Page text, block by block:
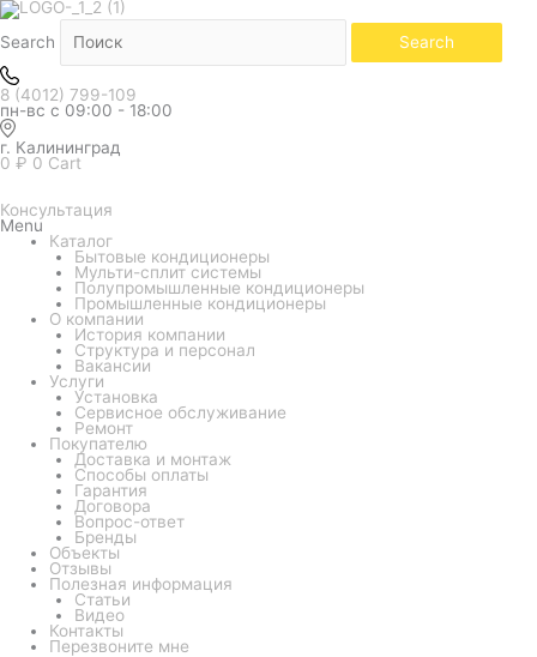
Search Search
8 (4012) 799-109
пн-вс с 09:00 - 18:00
г. Калининград
0 ₽ 0 Cart
Консультация
Menu
Каталог
Бытовые кондиционеры
Мульти-сплит системы
Полупромышленные кондиционеры
Промышленные кондиционеры
О компании
История компании
Структура и персонал
Вакансии
Услуги
Установка
Сервисное обслуживание
Ремонт
Покупателю
Доставка и монтаж
Способы оплаты
Гарантия
Договора
Вопрос-ответ
Бренды
Объекты
Отзывы
Полезная информация
Статьи
Видео
Контакты
Перезвоните мне
Количество
товара
Сплит-
система
Kentatsu
KSVG176HFAN1/KSUTG176HFAN3/KPU95-
DR
(кассетный)